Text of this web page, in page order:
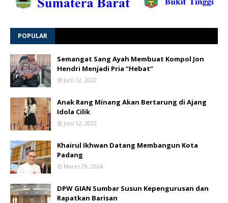
POPULAR
Semangat Sang Ayah Membuat Kompol Jon
Hendri Menjadi Pria “Hebat”
Juni 12, 2022
Anak Rang Minang Akan Bertarung di Ajang
Idola Cilik
Juni 12, 2022
Khairul Ikhwan Datang Membangun Kota
Padang
Maret 29, 2024
DPW GIAN Sumbar Susun Kepengurusan dan
Rapatkan Barisan